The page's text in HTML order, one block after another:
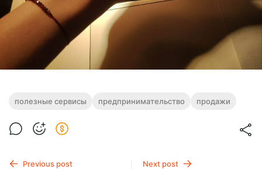
полезные сервисы предпринимательство продажи
Previous post
Next post